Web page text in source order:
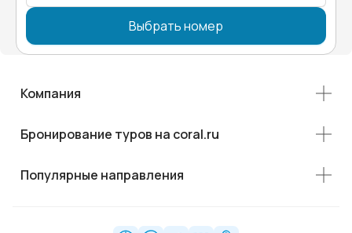
Выбрать номер
Компания
Бронирование туров на coral.ru
Популярные направления